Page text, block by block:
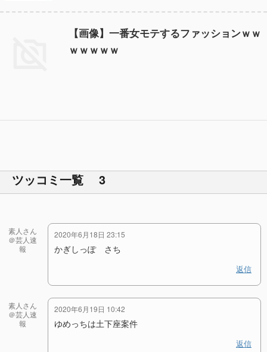
【画像】一番女モテするファッションｗｗ
ｗｗｗｗｗ
ツッコミ一覧 3
素人さん
＠芸人速
報
2020年6月18日 23:15
かぎしっぽ さち
返信
素人さん
＠芸人速
報
2020年6月19日 10:42
ゆめっちは土下座案件
返信